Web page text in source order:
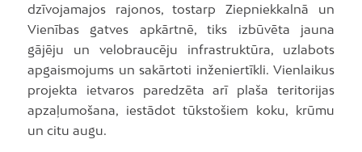
dzīvojamajos rajonos, tostarp Ziepniekkalnā un
Vienības gatves apkārtnē, tiks izbūvēta jauna
gājēju un velobraucēju infrastruktūra, uzlabots
apgaismojums un sakārtoti inženiertīkli. Vienlaikus
projekta ietvaros paredzēta arī plaša teritorijas
apzaļumošana, iestādot tūkstošiem koku, krūmu
un citu augu.